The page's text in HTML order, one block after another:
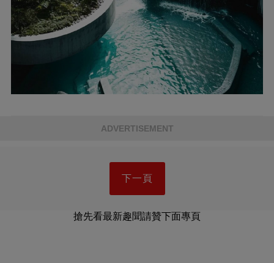
ADVERTISEMENT
下一頁
搶先看最新趣聞請贊下面專頁